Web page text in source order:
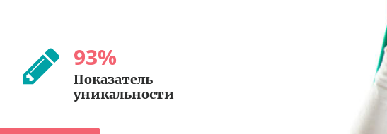
93%
Показатель
уникальности